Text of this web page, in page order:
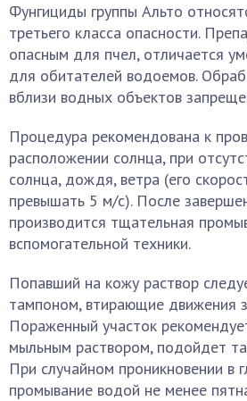
Фунгициды группы Альто
третьего класса опасности.
опасным для пчел, отличается
для обитателей водоемов.
вблизи водных объектов
Процедура рекомендована к
расположении солнца, при
солнца, дождя, ветра (его
превышать 5 м/с). После
производится тщательная
вспомогательной техники.
Попавший на кожу раствор
тампоном, втирающие движения
Пораженный участок
мыльным раствором, подойдет
При случайном проникновении в
промывание водой не менее